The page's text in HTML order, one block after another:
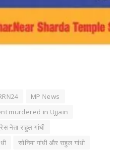
MP News
murdered in Ujjain
नेता राहुल गांधी
सोनिया गांधी और राहुल गांधी